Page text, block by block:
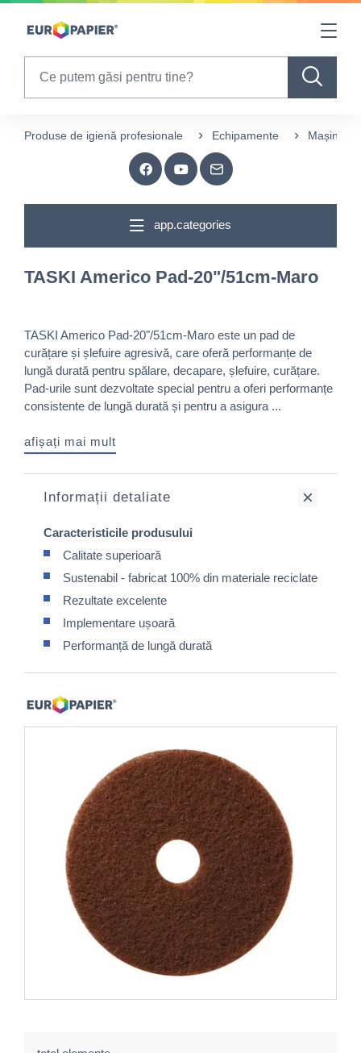
Table Of Content
Produse de igienă profesionale Echipamente Mașini
app.categories
TASKI Americo Pad-20"/51cm-Maro
TASKI Americo Pad-20"/51cm-Maro este un pad de
curățare și șlefuire agresivă, care oferă performanțe de
lungă durată pentru spălare, decapare, șlefuire, curățare.
Pad-urile sunt dezvoltate special pentru a oferi performanțe
consistente de lungă durată și pentru a asigura ...
afișați mai mult
Informații detaliate
Caracteristicile produsului
Calitate superioară
Sustenabil - fabricat 100% din materiale reciclate
Rezultate excelente
Implementare ușoară
Performanță de lungă durată